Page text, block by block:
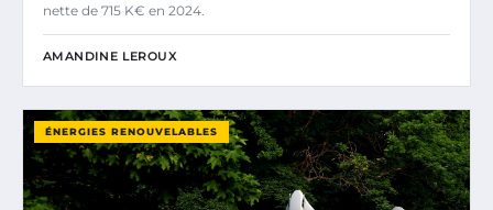
nette de 715 K€ en 2024.
AMANDINE LEROUX
ÉNERGIES RENOUVELABLES